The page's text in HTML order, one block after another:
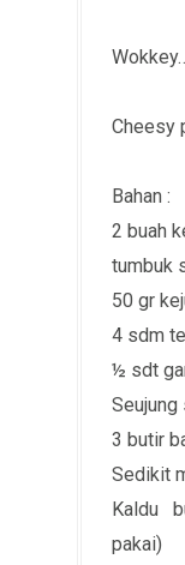
Cheesy
Bahan :
2 buah
tumbuk
50 gr
4 sdm
½ sdt
Seujung
3 butir
Sedikit
Kaldu
pakai)